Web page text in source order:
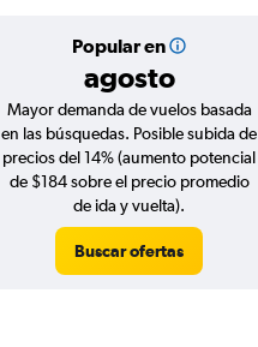
Popular en
agosto
Mayor demanda de vuelos basada
en las búsquedas. Posible subida de
precios del 14% (aumento potencial
de $184 sobre el precio promedio
de ida y vuelta).
Buscar ofertas